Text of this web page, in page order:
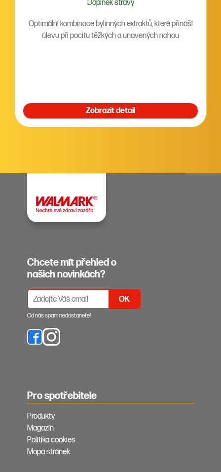
Doplněk stravy
Optimální kombinace bylinných extraktů, které přináší
úlevu při pocitu těžkých a unavených nohou
Zobrazit detail
Pro spotřebitele
Produkty
Magazín
Politika cookies
Mapa stránek
Chcete mít přehled o
našich novinkách?
PŘIHLÁŠENÍ K ODBĚRU NEWSLETTERŮ
Od nás spam nedostanete!